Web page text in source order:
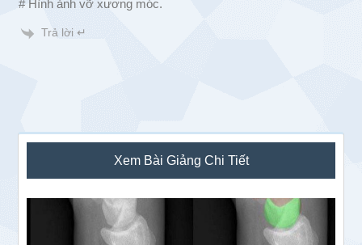
# Hình ảnh vỡ xương móc.
Trả lời ↵
Sidebar
chính
Xem Bài Giảng Chi Tiết